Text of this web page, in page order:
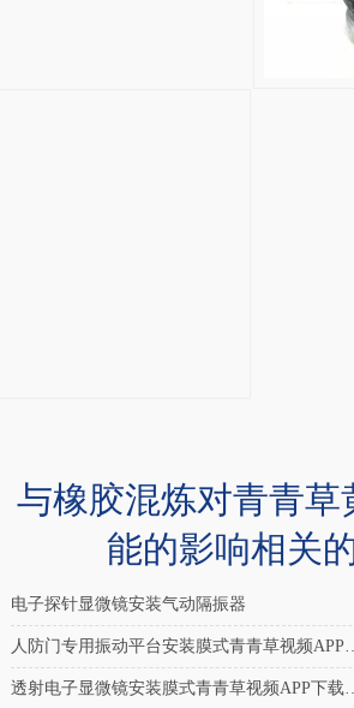
是
因
无
需
外
用
纠
气
囊
橡
与橡胶混炼对青青草
能的影响相关
电子探针显微镜安装气动隔振器
人防门专用振动平台安装膜式青青草视频APP
载全部
透射电子显微镜安装膜式青青草视频APP下载